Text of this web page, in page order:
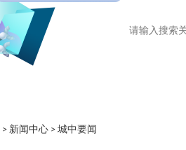
> 新闻中心 > 城中要闻